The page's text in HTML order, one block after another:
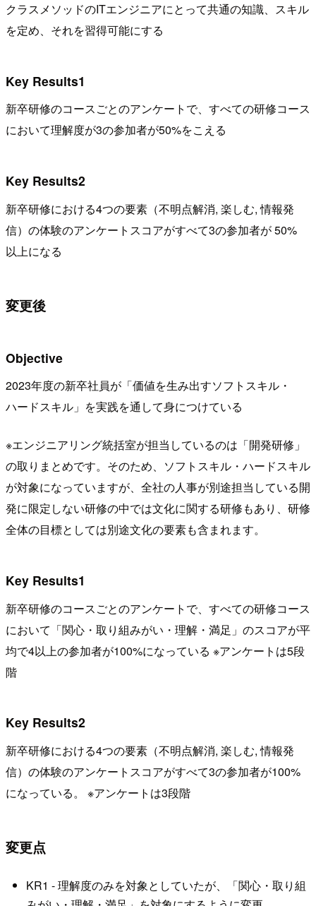
クラスメソッドのITエンジニアにとって共通の知識、スキル
を定め、それを習得可能にする
Key Results1
新卒研修のコースごとのアンケートで、すべての研修コース
において理解度が3の参加者が50%をこえる
Key Results2
新卒研修における4つの要素（不明点解消, 楽しむ, 情報発
信）の体験のアンケートスコアがすべて3の参加者が 50%
以上になる
変更後
Objective
2023年度の新卒社員が「価値を生み出すソフトスキル・
ハードスキル」を実践を通して身につけている
※エンジニアリング統括室が担当しているのは「開発研修」
の取りまとめです。そのため、ソフトスキル・ハードスキル
が対象になっていますが、全社の人事が別途担当している開
発に限定しない研修の中では文化に関する研修もあり、研修
全体の目標としては別途文化の要素も含まれます。
Key Results1
新卒研修のコースごとのアンケートで、すべての研修コース
において「関心・取り組みがい・理解・満足」のスコアが平
均で4以上の参加者が100%になっている ※アンケートは5段
階
Key Results2
新卒研修における4つの要素（不明点解消, 楽しむ, 情報発
信）の体験のアンケートスコアがすべて3の参加者が100%
になっている。 ※アンケートは3段階
変更点
KR1 - 理解度のみを対象としていたが、「関心・取り組